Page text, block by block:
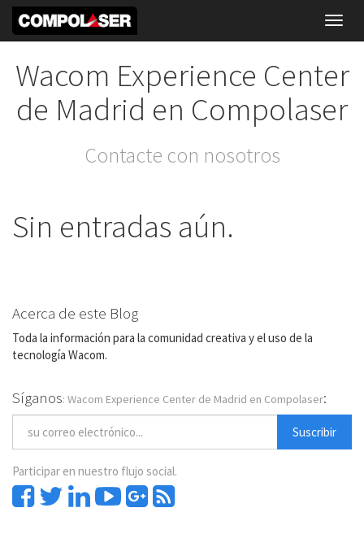
Wacom Experience Center
de Madrid en Compolaser
Contacte con nosotros
Sin entradas aún.
Acerca de este Blog
Toda la información para la comunidad creativa y el uso de la
tecnología Wacom.
Síganos: Wacom Experience Center de Madrid en Compolaser:
Suscribir
Participar en nuestro flujo social.